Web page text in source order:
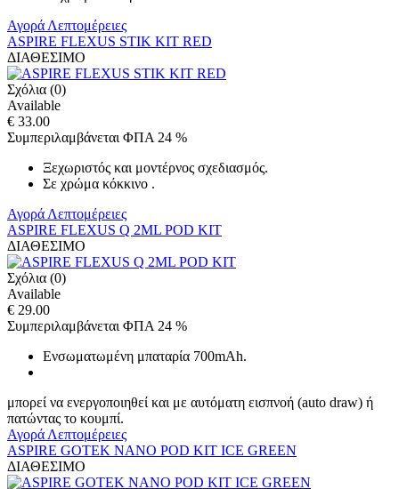
Αγορά Λεπτομέρειες
ASPIRE FLEXUS STIK KIT RED
ΔΙΑΘΕΣΙΜΟ
Σχόλια (0)
Available
€ 33.00
Συμπεριλαμβάνεται ΦΠΑ 24 %
Ξεχωριστός και μοντέρνος σχεδιασμός.
Σε χρώμα κόκκινο .
Αγορά Λεπτομέρειες
ASPIRE FLEXUS Q 2ML POD KIT
ΔΙΑΘΕΣΙΜΟ
Σχόλια (0)
Available
€ 29.00
Συμπεριλαμβάνεται ΦΠΑ 24 %
Ενσωματωμένη μπαταρία 700mAh.
μπορεί να ενεργοποιηθεί και με αυτόματη εισπνοή (auto draw) ή
πατώντας το κουμπί.
Αγορά Λεπτομέρειες
ASPIRE GOTEK NANO POD KIT ICE GREEN
ΔΙΑΘΕΣΙΜΟ